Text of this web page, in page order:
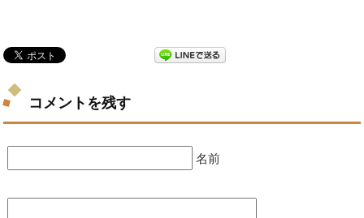
コメントを残す
名前